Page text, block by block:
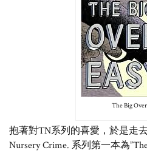
The Big
抱著對TN系列的喜愛，於是走
Nursery Crime. 系列第一本為”The